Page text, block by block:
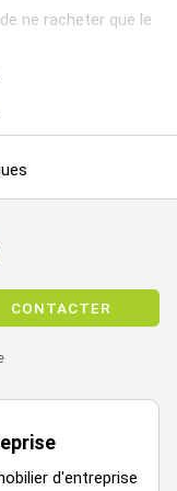
ne racheter que le
ce bien est exposé
CONTACTER
d'entreprise